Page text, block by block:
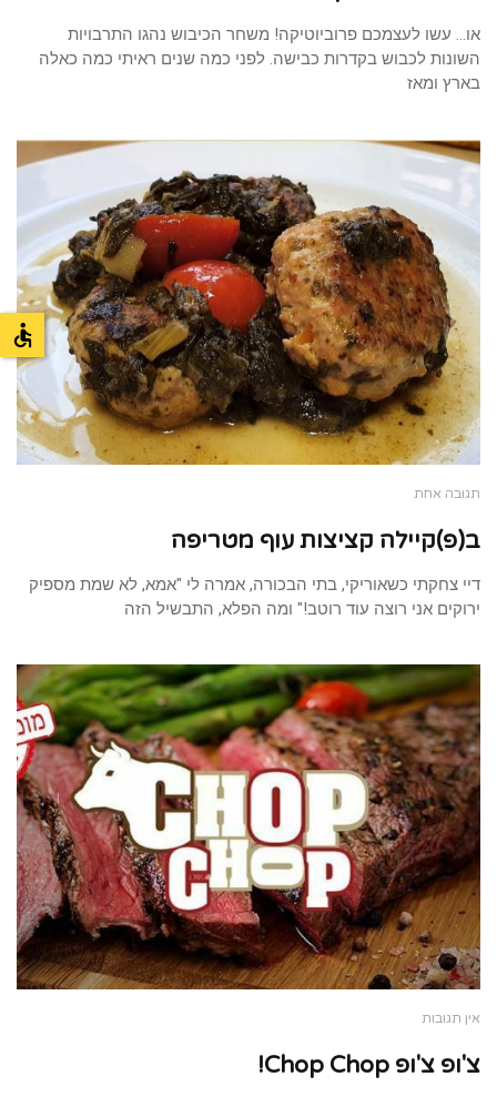
או… עשו לעצמכם פרוביוטיקה! משחר הכיבוש נהגו התרבויות
השונות לכבוש בקדרות כבישה. לפני כמה שנים ראיתי כמה כאלה
בארץ ומאז
תגובה אחת
ב(פ)קיילה קציצות עוף מטריפה
דיי צחקתי כשאוריקי, בתי הבכורה, אמרה לי "אמא, לא שמת מספיק
ירוקים אני רוצה עוד רוטב!" ומה הפלא, התבשיל הזה
אין תגובות
צ'ופ צ'ופ Chop Chop!